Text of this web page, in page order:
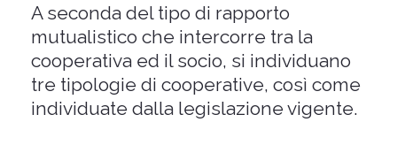
A seconda del tipo di rapporto
mutualistico che intercorre tra la
cooperativa ed il socio, si individuano
tre tipologie di cooperative, così come
individuate dalla legislazione vigente.